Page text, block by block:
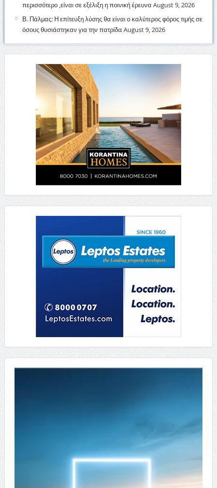
περισσότερο ,είναι σε εξέλιξη η ποινική έρευνα August 9, 2026
Β. Πάλμας: Η επίτευξη λύσης θα είναι ο καλύτερος φόρος τιμής σε
όσους θυσιάστηκαν για την πατρίδα August 9, 2026